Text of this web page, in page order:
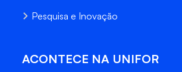
Pesquisa e Inovação
ACONTECE NA UNIFOR